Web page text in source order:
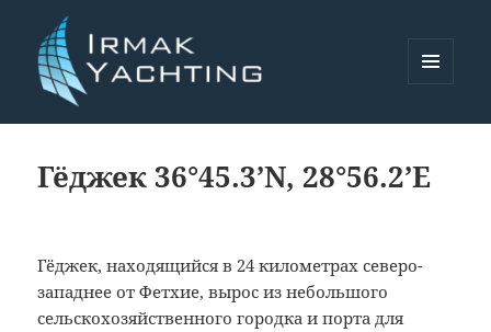
WIDGETS
Гёджек 36°45.3’N, 28°56.2’E
Гёджек, находящийся в 24 километрах северо-
западнее от Фетхие, вырос из небольшого
сельскохозяйственного городка и порта для